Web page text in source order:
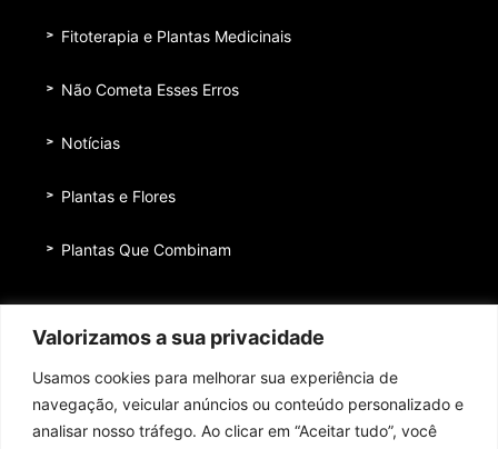
Valorizamos a sua privacidade
Usamos cookies para melhorar sua experiência de
navegação, veicular anúncios ou conteúdo personalizado e
analisar nosso tráfego. Ao clicar em “Aceitar tudo”, você
Fitoterapia e Plantas Medicinais
Não Cometa Esses Erros
Notícias
Plantas e Flores
Plantas Que Combinam
Quem nos patrocina
Contato